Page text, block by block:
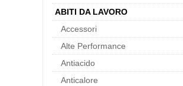
ABITI DA LAVORO
Accessori
Alte Performance
Antiacido
Anticalore